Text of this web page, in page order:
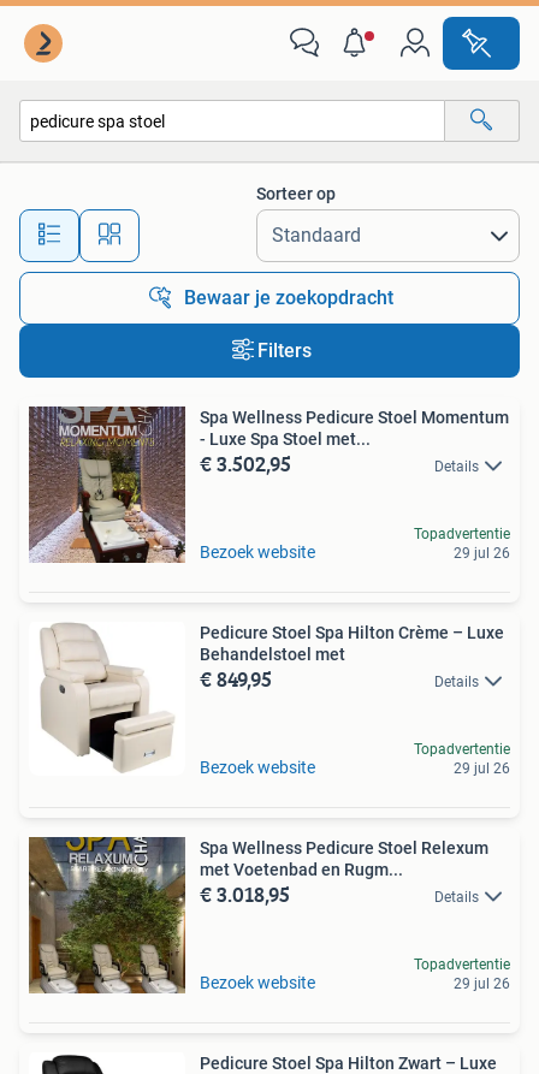
Alle afstanden…
Sorteer op
Bewaar je zoekopdracht
Filters
Spa Wellness Pedicure Stoel Momentum
- Luxe Spa Stoel met...
€ 3.502,95 Details
Bezoek website
Topadvertentie
29 jul 26
Pedicure Stoel Spa Hilton Crème – Luxe
Behandelstoel met
€ 849,95 Details
Bezoek website
Topadvertentie
29 jul 26
Spa Wellness Pedicure Stoel Relexum
met Voetenbad en Rugm...
€ 3.018,95 Details
Bezoek website
Topadvertentie
29 jul 26
Pedicure Stoel Spa Hilton Zwart – Luxe